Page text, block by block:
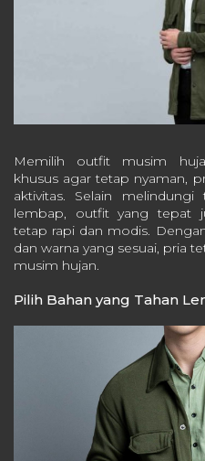
Memilih outfit musim
khusus agar tetap nyaman,
aktivitas. Selain
lembap, outfit yang tepat
tetap rapi dan modis.
dan warna yang sesuai, pria
musim hujan.
Pilih Bahan yang Tahan